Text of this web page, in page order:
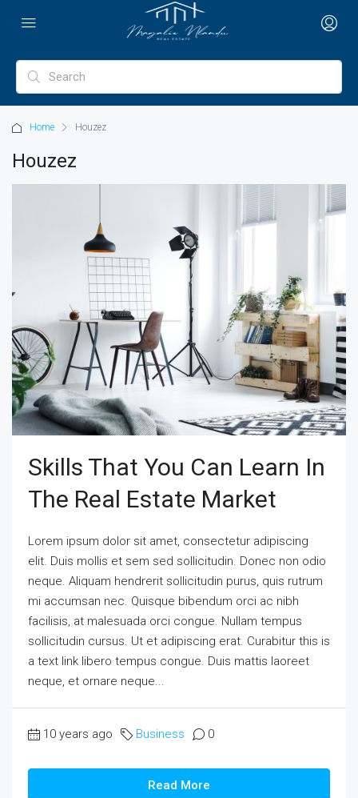
Home Houzez
Houzez
Skills That You Can Learn In
The Real Estate Market
Lorem ipsum dolor sit amet, consectetur adipiscing
elit. Duis mollis et sem sed sollicitudin. Donec non odio
neque. Aliquam hendrerit sollicitudin purus, quis rutrum
mi accumsan nec. Quisque bibendum orci ac nibh
facilisis, at malesuada orci congue. Nullam tempus
sollicitudin cursus. Ut et adipiscing erat. Curabitur this is
a text link libero tempus congue. Duis mattis laoreet
neque, et ornare neque...
10 years ago Business 0
Read More